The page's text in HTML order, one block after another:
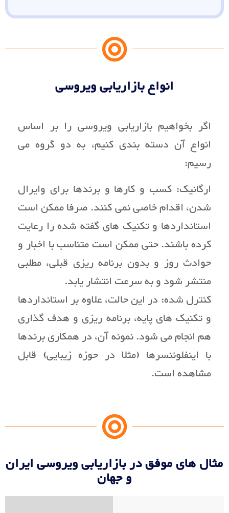
انواع بازاریابی ویروسی
اگر بخواهیم بازاریابی ویروسی را بر اساس
انواع آن دسته بندی کنیم، به دو گروه می
رسیم:
ارگانیک: کسب و کارها و برندها برای وایرال
شدن، اقدام خاصی نمی کنند. صرفا ممکن است
استانداردها و تکنیک های گفته شده را رعایت
کرده باشند. حتی ممکن است متناسب با اخبار و
حوادث روز و بدون برنامه ریزی قبلی، مطلبی
منتشر شود و به سرعت انتشار یابد.
کنترل شده: در این حالت، علاوه بر استانداردها
و تکنیک های پایه، برنامه ریزی و هدف گذاری
هم انجام می شود. نمونه آن، در همکاری برندها
با اینفلوئنسرها (مثلا در حوزه زیبایی) قابل
مشاهده است.
مثال های موفق در بازاریابی ویروسی ایران
و جهان